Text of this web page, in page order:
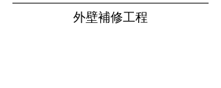
外壁補修工程